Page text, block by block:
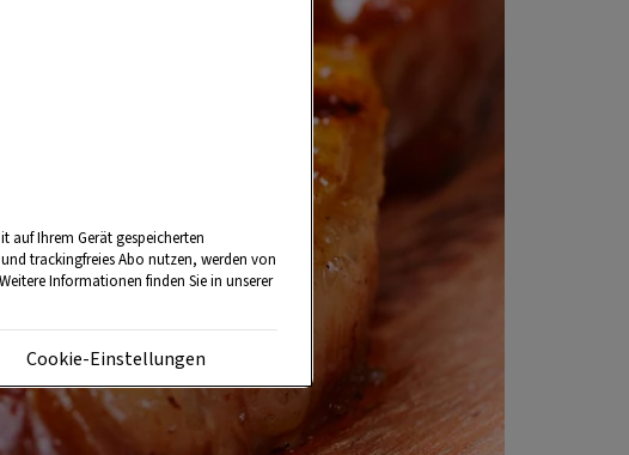
auf Ihrem Gerät gespeicherten
trackingfreies Abo nutzen, werden von
Informationen finden Sie in unserer
Cookie-Einstellungen